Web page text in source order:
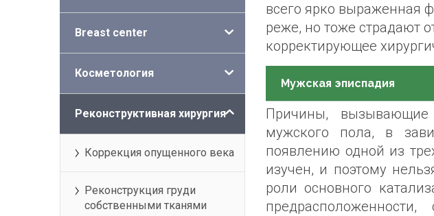
Breast center
Косметология
Реконструктивная хирургия
Коррекция опущенного века
Реконструкция груди
собственными тканями
всего ярко выраженная
реже, но тоже страдают
корректирующее
Мужская эписпадия
Причины, вызывающие
мужского пола, в
появлению одной из
изучен, и поэтому
роли основного